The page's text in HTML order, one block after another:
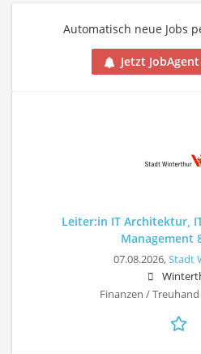
Automatisch neue Jobs
Jetzt
Leiter:in IT Architektur,
Management
07.08.2026,Stadt
Finanzen /